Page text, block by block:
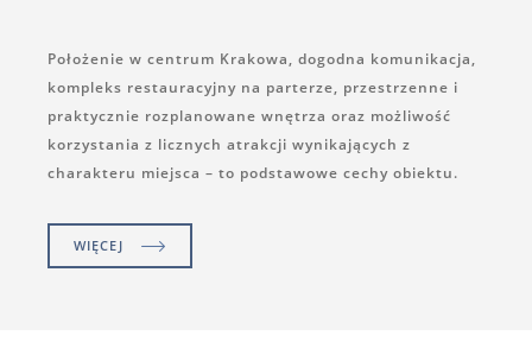
Położenie w centrum Krakowa, dogodna komunikacja,
kompleks restauracyjny na parterze, przestrzenne i
praktycznie rozplanowane wnętrza oraz możliwość
korzystania z licznych atrakcji wynikających z
charakteru miejsca – to podstawowe cechy obiektu.
WIĘCEJ